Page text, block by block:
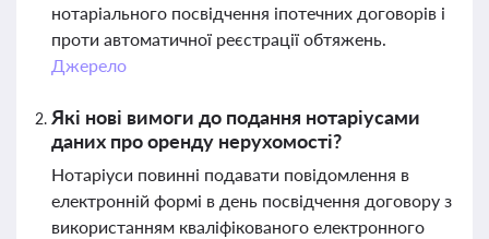
нотаріального посвідчення іпотечних договорів і
проти автоматичної реєстрації обтяжень.
Джерело
Які нові вимоги до подання нотаріусами
даних про оренду нерухомості?
Нотаріуси повинні подавати повідомлення в
електронній формі в день посвідчення договору з
використанням кваліфікованого електронного